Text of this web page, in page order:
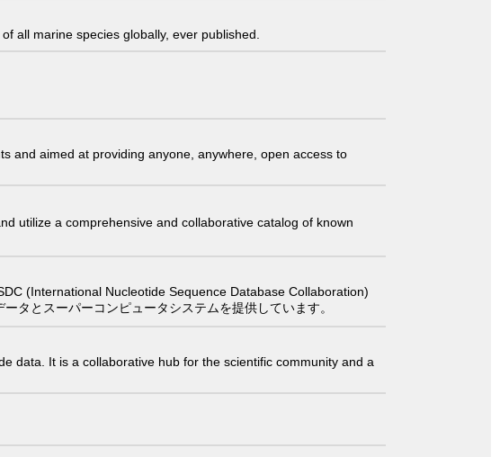
all marine species globally, ever published.
and aimed at providing anyone, anywhere, open access to
utilize a comprehensive and collaborative catalog of known
(International Nucleotide Sequence Database Collaboration)
タとスーパーコンピュータシステムを提供しています。
data. It is a collaborative hub for the scientific community and a